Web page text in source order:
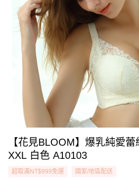
【花見BLOOM】爆乳純愛
XXL 白色 A10103
超取滿NT$999免運 國家/地區配送